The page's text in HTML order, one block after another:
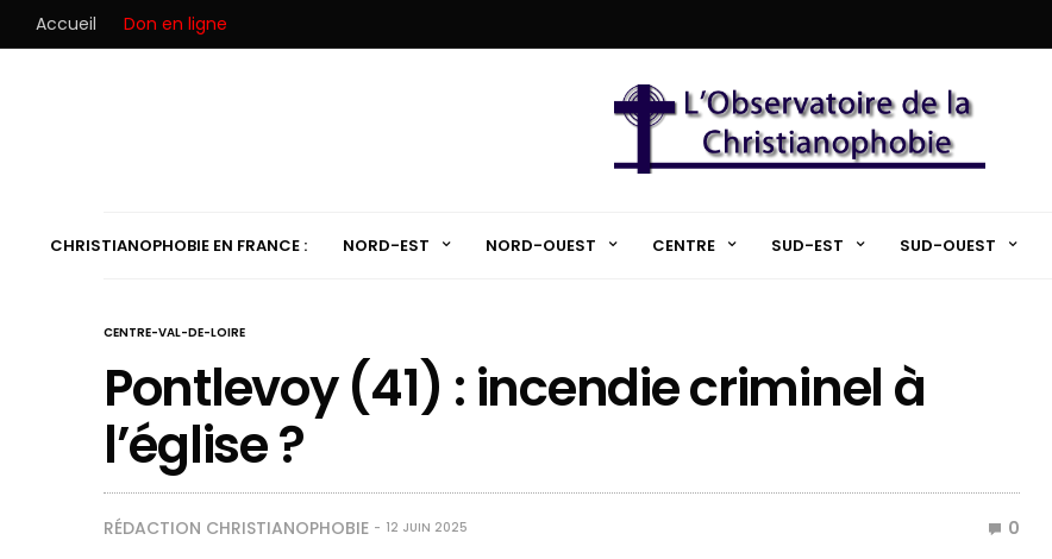
Accueil Don en ligne
CHRISTIANOPHOBIE EN FRANCE : NORD-EST NORD-OUEST CENTRE SUD-EST SUD-OUEST
CENTRE-VAL-DE-LOIRE
Pontlevoy (41) : incendie criminel à
l’église ?
RÉDACTION CHRISTIANOPHOBIE 12 JUIN 2025 0